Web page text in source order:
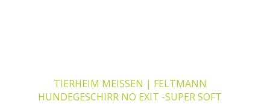
TIERHEIM MEISSEN | FELTMANN H
UNDEGESCHIRR NO EXIT -SUPER SOFT